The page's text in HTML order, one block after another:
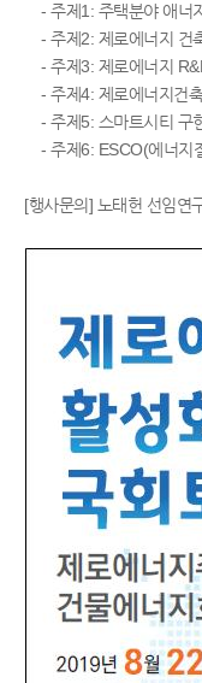
- 주제1: 주택분야 애너
- 주제2: 제로에너지 건
- 주제3: 제로에너지
- 주제4: 제로에너지건
- 주제5: 스마트시티 구
- 주제6: ESCO(에너지
[행사문의] 노태헌 선임